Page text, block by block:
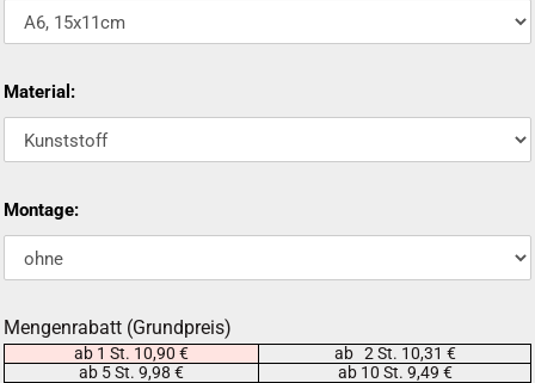
Material:
Montage:
Mengenrabatt (Grundpreis)
ab 1 St. 10,90 €
ab 2 St. 10,31 €
ab 5 St. 9,98 €
ab 10 St. 9,49 €